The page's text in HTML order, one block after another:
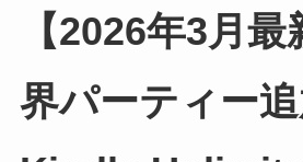
【2026年3月
界パーティー